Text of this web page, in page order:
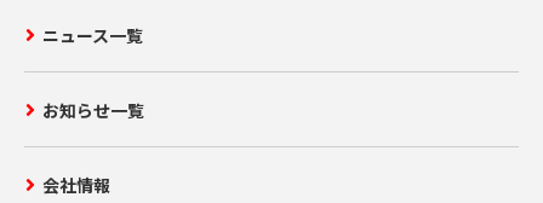
ニュース一覧
お知らせ一覧
会社情報